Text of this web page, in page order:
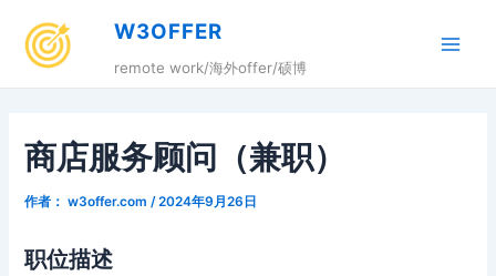
W3OFFER
remote work/海外offer/硕博
商店服务顾问（兼职）
作者： w3offer.com /2024年9月26日
职位描述